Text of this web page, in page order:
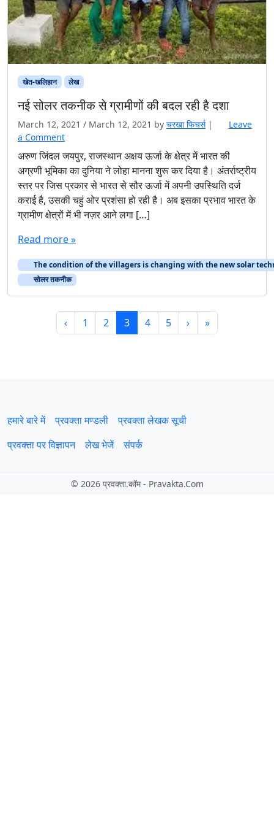
खेत-खलिहान लेख
नई सोलर तकनीक से ग्रामीणों की बदल रही है दशा
March 12, 2021 / March 12, 2021 by चरखा फिचर्स |
Leave
a Comment
अरुण जिंदल जयपुर, राजस्थान अक्षय ऊर्जा के क्षेत्र में भारत की
अग्रणी भूमिका का दुनिया ने लोहा मानना शुरू कर दिया है। अंतर्राष्ट्रीय
स्तर पर जिस प्रकार से भारत से सौर ऊर्जा में अपनी उपस्थिति दर्ज
कराई है, उसकी चहुं ओर प्रशंसा हो रही है। अब इसका प्रभाव भारत के
ग्रामीण क्षेत्रों में भी नज़र आने लगा […]
Read more »
The condition of the villagers is changing with the new solar
सोलर तकनीक
‹ Page
1 Page
2 Current Page
3 Page
4 Page
5 › »
हमारे बारे में प्रवक्‍ता मण्डली
प्रवक्ता लेखक सूची
प्रवक्ता पर विज्ञापन
लेख भेजें संपर्क
© 2026 प्रवक्‍ता.कॉम - Pravakta.Com